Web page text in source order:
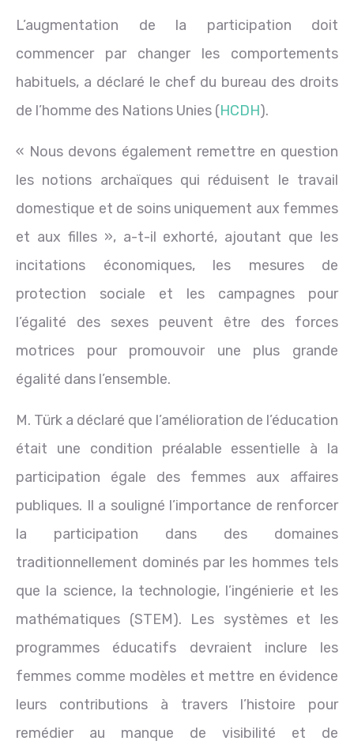
L’augmentation de la participation doit
commencer par changer les comportements
habituels, a déclaré le chef du bureau des droits
de l’homme des Nations Unies (HCDH).
« Nous devons également remettre en question
les notions archaïques qui réduisent le travail
domestique et de soins uniquement aux femmes
et aux filles », a-t-il exhorté, ajoutant que les
incitations économiques, les mesures de
protection sociale et les campagnes pour
l’égalité des sexes peuvent être des forces
motrices pour promouvoir une plus grande
égalité dans l’ensemble.
M. Türk a déclaré que l’amélioration de l’éducation
était une condition préalable essentielle à la
participation égale des femmes aux affaires
publiques. Il a souligné l’importance de renforcer
la participation dans des domaines
traditionnellement dominés par les hommes tels
que la science, la technologie, l’ingénierie et les
mathématiques (STEM). Les systèmes et les
programmes éducatifs devraient inclure les
femmes comme modèles et mettre en évidence
leurs contributions à travers l’histoire pour
remédier au manque de visibilité et de